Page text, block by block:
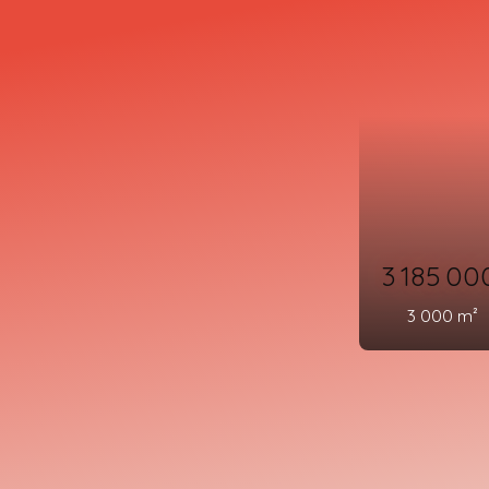
3 185
3 000 m²